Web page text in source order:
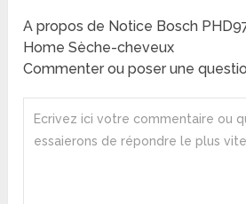
A propos de Notice Bosch
Home Sèche-cheveux
Commenter ou poser une